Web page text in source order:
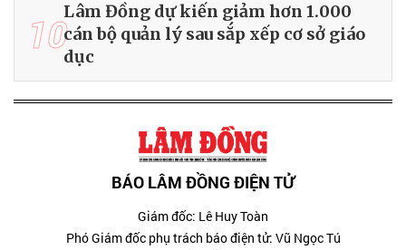
10Lâm Đồng dự kiến giảm hơn 1.000
cán bộ quản lý sau sắp xếp cơ sở giáo
dục
BÁO LÂM ĐỒNG ĐIỆN TỬ
Giám đốc: Lê Huy Toàn
Phó Giám đốc phụ trách báo điện tử: Vũ Ngọc Tú